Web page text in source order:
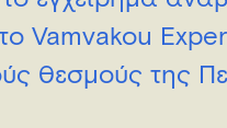
Vamvakou
θεσμούς της